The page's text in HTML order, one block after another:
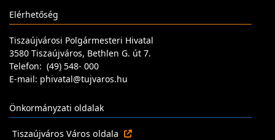
Elérhetőség
Tiszaújvárosi Polgármesteri Hivatal
3580 Tiszaújváros, Bethlen G. út 7.
Telefon: (49) 548- 000
E-mail: phivatal@tujvaros.hu
Önkormányzati oldalak
Tiszaújváros Város oldala